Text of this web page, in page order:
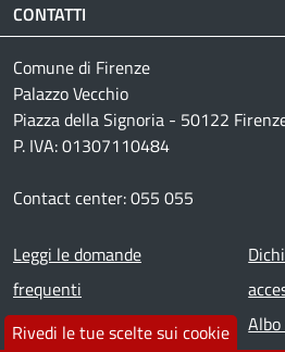
Rivedi le tue scelte sui cookie
CONTATTI
Comune di Firenze
Palazzo Vecchio
Piazza della Signoria - 50122
P. IVA: 01307110484
Contact center: 055 055
Footer menu
Leggi le domande
frequenti
Prenota appuntamento